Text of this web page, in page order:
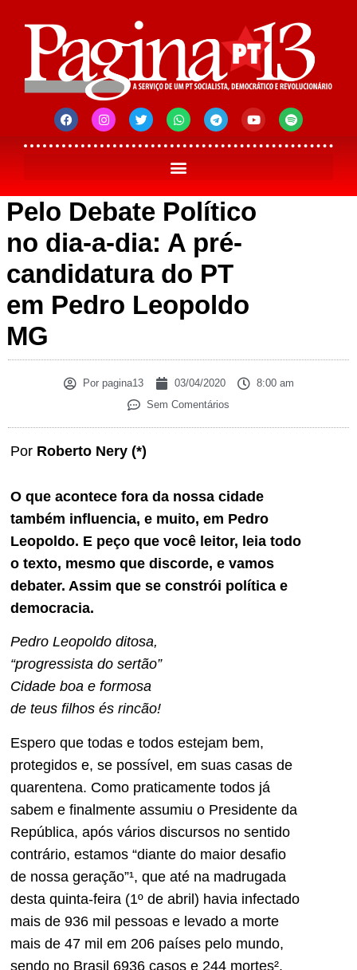
Pelo Debate Político
no dia-a-dia: A pré-
candidatura do PT
em Pedro Leopoldo
MG
Porpagina13 03/04/2020
8:00 am
Sem Comentários
Por Roberto Nery (*)
O que acontece fora da nossa cidade
também influencia, e muito, em Pedro
Leopoldo. E peço que você leitor, leia todo
o texto, mesmo que discorde, e vamos
debater. Assim que se constrói política e
democracia.
Pedro Leopoldo ditosa,
“progressista do sertão”
Cidade boa e formosa
de teus filhos és rincão!
Espero que todas e todos estejam bem,
protegidos e, se possível, em suas casas de
quarentena. Como praticamente todos já
sabem e finalmente assumiu o Presidente da
República, após vários discursos no sentido
contrário, estamos “diante do maior desafio
de nossa geração”¹, que até na madrugada
desta quinta-feira (1º de abril) havia infectado
mais de 936 mil pessoas e levado a morte
mais de 47 mil em 206 países pelo mundo,
sendo no Brasil 6936 casos e 244 mortes².